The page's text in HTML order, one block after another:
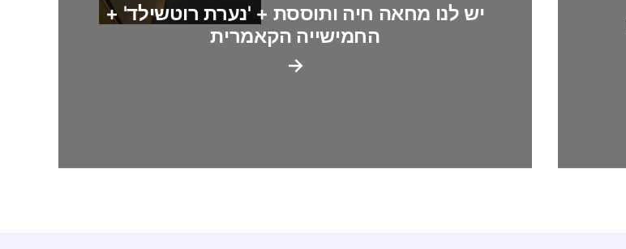
→
יש לנו מחאה חיה ותוססת + 'נערת רוטשילד' +
החמישייה הקאמרית